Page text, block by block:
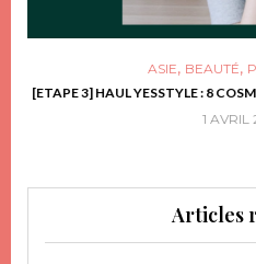
ASIE, BEAUTÉ,
[ETAPE 3] HAUL YESSTYLE : 8
1 AVRIL
Articles